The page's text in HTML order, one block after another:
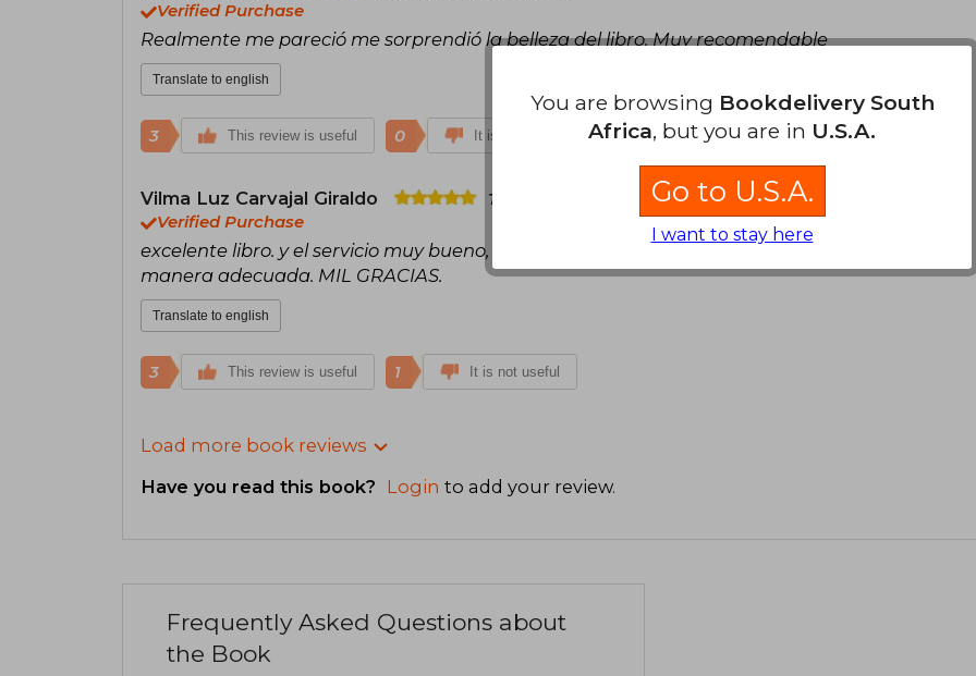
Verified Purchase
Realmente me pareció me sorprendió la belleza del libro. Muy recomendable
Translate to english
3 This review is useful 0 It is not useful
Vilma Luz Carvajal Giraldo
Thursday, September 19, 2019
Verified Purchase
excelente libro. y el servicio muy bueno, muy cumplidos y fluye la informacion de
manera adecuada. MIL GRACIAS.
Translate to english
3 This review is useful 1 It is not useful
Load more book reviews
Have you read this book? Login to add your review.
Frequently Asked Questions about
the Book
You are browsing Bookdelivery South
Africa, but you are in U.S.A.
Go to U.S.A.
I want to stay here